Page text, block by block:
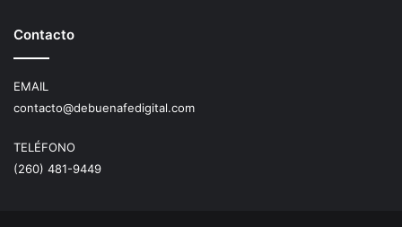
Contacto
EMAIL
contacto@debuenafedigital.com
TELÉFONO
(260) 481-9449